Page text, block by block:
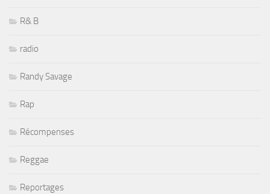
R& B
radio
Randy Savage
Rap
Récompenses
Reggae
Reportages